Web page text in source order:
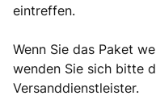
eintreffen.
Wenn Sie das Paket
wenden Sie sich bitte
Versanddienstleister.